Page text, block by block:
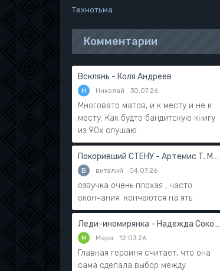
Технотьма
Комментарии
Всклянь - Коля Андреев
Н Николай 30.07.26
Многовато матов, и к месту и не к
месту. Как будто бандитскую книгу
из 90х слушаю
Покоривший СТЕНУ - Артемис Т. Мантикор
В виталий 04.07.26
озвучка очень плохая , часто
окончания кончаются на ять
Леди-иномирянка - Надежда Соколова
М Мари 12.03.26
Главная героиня считает, что она
сама сделала выбор между